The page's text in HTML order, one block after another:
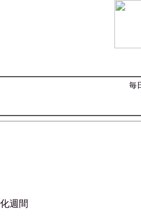
毎
週間